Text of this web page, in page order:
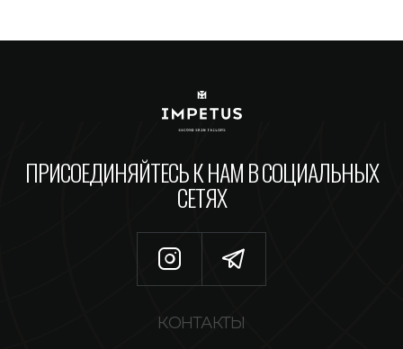
ПРИСОЕДИНЯЙТЕСЬ К НАМ В СОЦИАЛЬНЫХ
СЕТЯХ
КОНТАКТЫ